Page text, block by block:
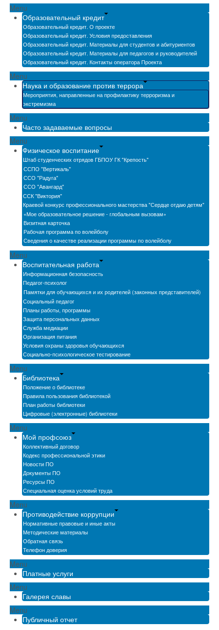
Menu
Образовательный кредит
Образовательный кредит. О проекте
Образовательный кредит. Условия предоставления
Образовательный кредит. Материалы для студентов и абитуриентов
Образовательный кредит. Материалы для педагогов и руководителей
Образовательный кредит. Контакты оператора Проекта
Menu
Наука и образование против террора
Мероприятия, направленные на профилактику терроризма и
экстремизма
Menu
Часто задаваемые вопросы
Menu
Физическое воспитание
Штаб студенческих отрядов ГБПОУ ГК "Крепость"
ССПО "Вертикаль"
ССО "Радуга"
ССО "Авангард"
ССК "Виктория"
Краевой конкурс профессионального мастерства "Сердце отдаю детям"
«Мое образовательное решение - глобальным вызовам»
Визитная карточка
Рабочая программа по волейболу
Сведения о качестве реализации программы по волейболу
Menu
Воспитательная работа
Информационная безопасность
Педагог-психолог
Памятки для обучающихся и их родителей (законных представителей)
Социальный педагог
Планы работы, программы
Защита персональных данных
Служба медиации
Организация питания
Условия охраны здоровья обучающихся
Социально-психологическое тестирование
Menu
Библиотека
Положение о библиотеке
Правила пользования библиотекой
План работы библиотеки
Цифровые (электронные) библиотеки
Menu
Мой профсоюз
Коллективный договор
Кодекс профессиональной этики
Новости ПО
Документы ПО
Ресурсы ПО
Специальная оценка условий труда
Menu
Противодействие коррупции
Нормативные правовые и иные акты
Методические материалы
Обратная связь
Телефон доверия
Menu
Платные услуги
Menu
Галерея славы
Menu
Публичный отчет